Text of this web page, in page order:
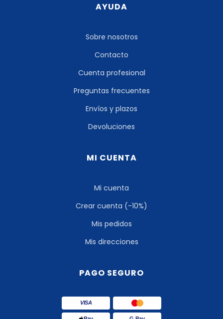
AYUDA
Sobre nosotros
Contacto
Cuenta profesional
Preguntas frecuentes
Envíos y plazos
Devoluciones
MI CUENTA
Mi cuenta
Crear cuenta (-10%)
Mis pedidos
Mis direcciones
PAGO SEGURO
VISA